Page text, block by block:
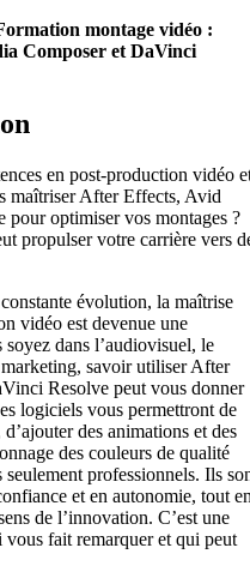
montage vidéo :
Composer et DaVinci
en post-production vidéo
maîtriser After Effects, Avid
optimiser vos montages ?
propulser votre carrière vers
évolution, la maîtrise
vidéo est devenue une
dans l’audiovisuel, le
savoir utiliser After
Resolve peut vous donner
logiciels vous permettront de
des animations et des
des couleurs de qualité
professionnels. Ils
et en autonomie, tout
de l’innovation. C’est une
fait remarquer et qui peut